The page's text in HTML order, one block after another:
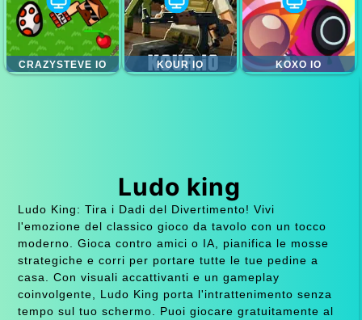
CRAZYSTEVE IO KOUR IO KOXO IO
Ludo king
Ludo King: Tira i Dadi del Divertimento! Vivi
l'emozione del classico gioco da tavolo con un tocco
moderno. Gioca contro amici o IA, pianifica le mosse
strategiche e corri per portare tutte le tue pedine a
casa. Con visuali accattivanti e un gameplay
coinvolgente, Ludo King porta l'intrattenimento senza
tempo sul tuo schermo. Puoi giocare gratuitamente al